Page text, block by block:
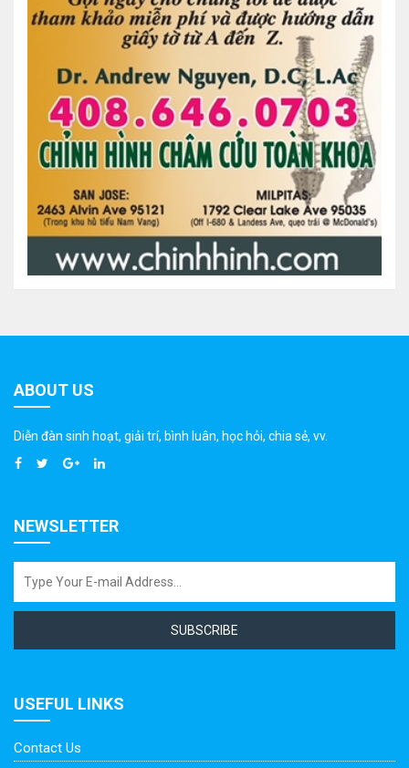
ABOUT US
Diễn đàn sinh hoạt, giải trí, bình luân, học hỏi, chia sẻ, vv.
NEWSLETTER
SUBSCRIBE
USEFUL LINKS
Contact Us